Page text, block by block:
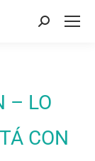
Buscar:
– LO
CON